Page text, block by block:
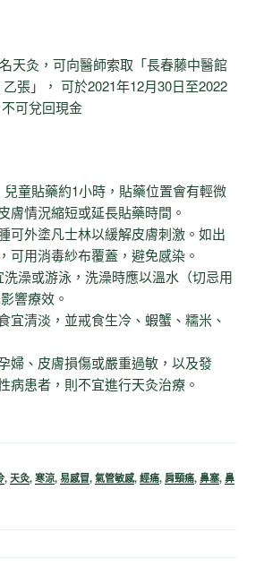
天灸，可向醫師索取「長春藤中醫館
張」， 可於2021年12月30日至2022
可兌回現金
童貼藥約1小時，貼藥位置會有輕微
膚情況縮短或延長貼藥時間。
可外塗凡士林以緩解皮膚刺激。如出
可用消毒紗布覆蓋，避免感染。
澡或游泳，洗澡時應以溫水（切忌用
響療效。
宜清淡，並戒食生冷、蝦蟹、糯米、
婦、皮膚損傷或嚴重過敏，以及發
病患者，則不宜進行天灸治療。
, 天灸, 寒涼, 易感冒, 氣管敏感, 經痛, 肩頸痛, 鼻塞, 鼻